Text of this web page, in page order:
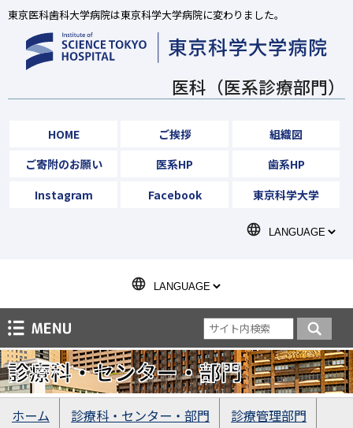
東京医科歯科大学病院は東京科学大学病院に変わりました。
医科（医系診療部門）
HOME ご挨拶
組織図
ご寄附のお願い
医系HP
歯系HP
Instagram
Facebook 東京科学大学
診療科・センター・部門
ホーム 診療科・センター・部門
診療管理部門